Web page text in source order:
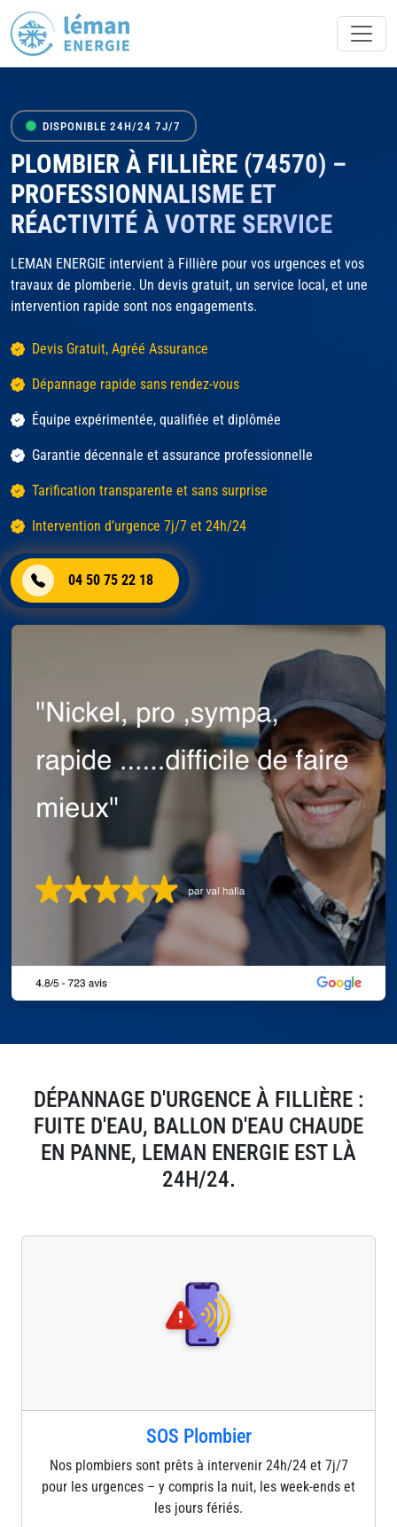
DISPONIBLE 24H/24 7J/7
PLOMBIER À FILLIÈRE (74570) –
PROFESSIONNALISME ET
RÉACTIVITÉ À VOTRE SERVICE
LEMAN ENERGIE intervient à Fillière pour vos urgences et vos
travaux de plomberie. Un devis gratuit, un service local, et une
intervention rapide sont nos engagements.
Devis Gratuit, Agréé Assurance
Dépannage rapide sans rendez-vous
Équipe expérimentée, qualifiée et diplômée
Garantie décennale et assurance professionnelle
Tarification transparente et sans surprise
Intervention d’urgence 7j/7 et 24h/24
04 50 75 22 18
DÉPANNAGE D'URGENCE À FILLIÈRE :
FUITE D'EAU, BALLON D'EAU CHAUDE
EN PANNE, LEMAN ENERGIE EST LÀ
24H/24.
SOS Plombier
Nos plombiers sont prêts à intervenir 24h/24 et 7j/7
pour les urgences – y compris la nuit, les week-ends et
les jours fériés.